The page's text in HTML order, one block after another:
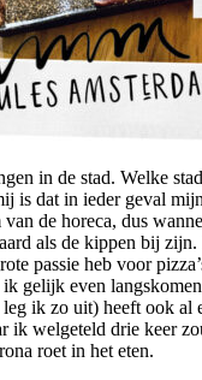
in de stad. Welke
is dat in ieder geval
de horeca, dus
als de kippen bij
passie heb voor
ik gelijk even
ik zo uit) heeft ook al
ik welgeteld drie keer
roet in het eten.